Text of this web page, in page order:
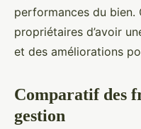
performances du
propriétaires d’avoir
et des améliorations
Comparatif des
gestion